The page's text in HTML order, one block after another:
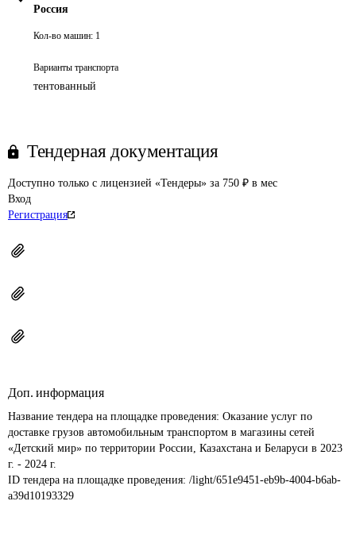
Россия
Кол-во машин: 1
Варианты транспорта
тентованный
Тендерная документация
Доступно только с лицензией «Тендеры» за 750 ₽ в мес
Вход
Регистрация
Доп. информация
Название тендера на площадке проведения: Оказание услуг по
доставке грузов автомобильным транспортом в магазины сетей
«Детский мир» по территории России, Казахстана и Беларуси в 2023
г. - 2024 г.
ID тендера на площадке проведения: /light/651e9451-eb9b-4004-b6ab-
a39d10193329